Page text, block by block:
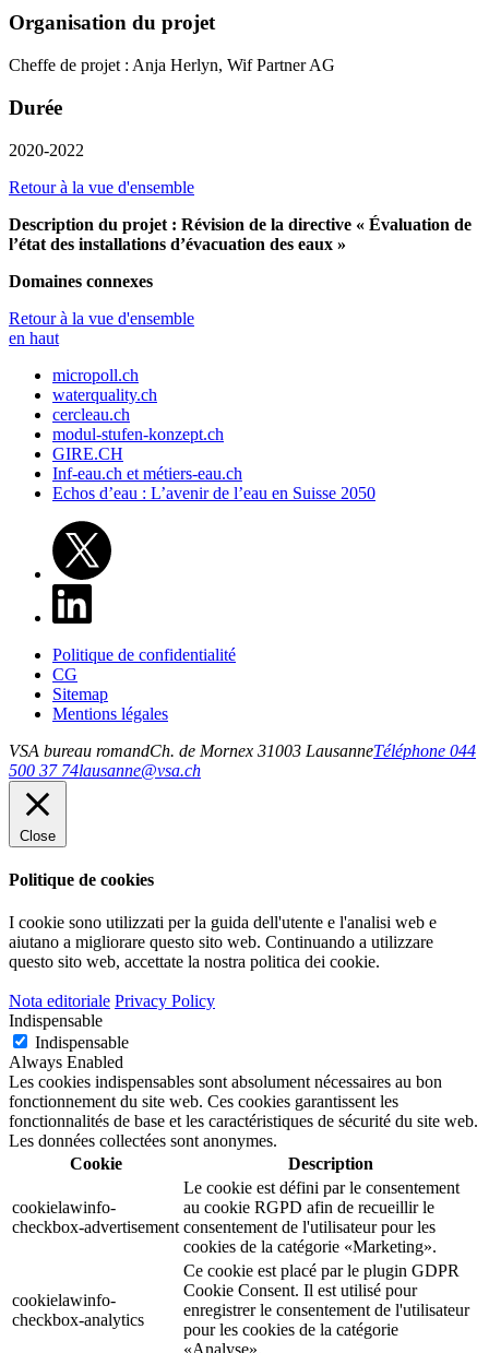
Organisation du projet
Cheffe de projet : Anja Herlyn, Wif Partner AG
Durée
2020-2022
Retour à la vue d'ensemble
Description du projet : Révision de la directive « Évaluation de
l’état des installations d’évacuation des eaux »
Domaines connexes
Retour à la vue d'ensemble
en haut
micropoll.ch
waterquality.ch
cercleau.ch
modul-stufen-konzept.ch
GIRE.CH
Inf-eau.ch et métiers-eau.ch
Echos d’eau : L’avenir de l’eau en Suisse 2050
Politique de confidentialité
CG
Sitemap
Mentions légales
VSA bureau romandCh. de Mornex 31003 LausanneTéléphone 044
500 37 74lausanne@vsa.ch
Close
Politique de cookies
I cookie sono utilizzati per la guida dell'utente e l'analisi web e
aiutano a migliorare questo sito web. Continuando a utilizzare
questo sito web, accettate la nostra politica dei cookie.
Nota editoriale Privacy Policy
Indispensable
Indispensable
Always Enabled
Les cookies indispensables sont absolument nécessaires au bon
fonctionnement du site web. Ces cookies garantissent les
fonctionnalités de base et les caractéristiques de sécurité du site web.
Les données collectées sont anonymes.
Cookie
Description
cookielawinfo-
checkbox-advertisement
Le cookie est défini par le consentement
au cookie RGPD afin de recueillir le
consentement de l'utilisateur pour les
cookies de la catégorie «Marketing».
cookielawinfo-
checkbox-analytics
Ce cookie est placé par le plugin GDPR
Cookie Consent. Il est utilisé pour
enregistrer le consentement de l'utilisateur
pour les cookies de la catégorie